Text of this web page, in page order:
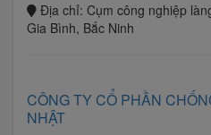
Địa chỉ: Cụm công nghiệp
Gia Bình, Bắc Ninh
CÔNG TY CỔ PHẦN
NHẬT